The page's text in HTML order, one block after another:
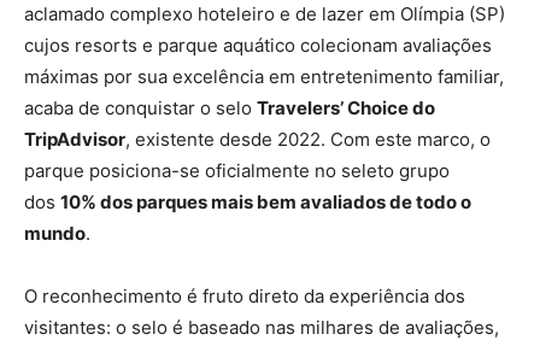
aclamado complexo hoteleiro e de lazer em Olímpia (SP)
cujos resorts e parque aquático colecionam avaliações
máximas por sua excelência em entretenimento familiar,
acaba de conquistar o selo Travelers’ Choice do
TripAdvisor, existente desde 2022. Com este marco, o
parque posiciona-se oficialmente no seleto grupo
dos 10% dos parques mais bem avaliados de todo o
mundo.
O reconhecimento é fruto direto da experiência dos
visitantes: o selo é baseado nas milhares de avaliações,